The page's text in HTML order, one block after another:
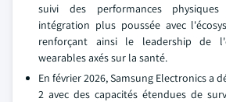
suivi des performances
intégration plus poussée avec
renforçant ainsi le leadership de
wearables axés sur la santé.
En février 2026, Samsung Electronics a
2 avec des capacités étendues de